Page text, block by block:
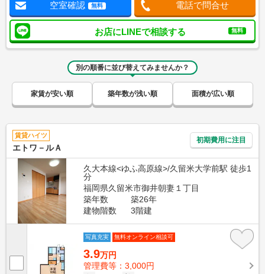
空室確認 無料 電話で問合せ
お店にLINEで相談する 無料
別の順番に並び替えてみませんか？
家賃が安い順 築年数が浅い順 面積が広い順
賃貸ハイツ
エトワ－ルＡ
初期費用に注目
久大本線<ゆふ高原線>/久留米大学前駅 徒歩1
分
福岡県久留米市御井朝妻１丁目
築年数
築26年
建物階数
3階建
写真充実 無料オンライン相談可
3.9万円
管理費等：3,000円